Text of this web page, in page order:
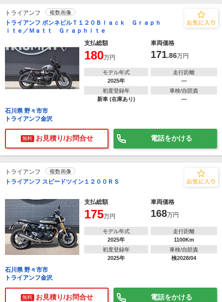
トライアンフ 複数画像
トライアンフ ボンネビルＴ１２０Ｂｌａｃｋ Ｇｒａｐｈ
ｉｔｅ／Ｍａｔｔ Ｇｒａｐｈｉｔｅ
支払総額
車両価格
180万円 171.86万円
モデル年式
2025年
走行距離
―
初度登録年
新車 (在庫あり)
車検/自賠責
―
石川県 野々市市
トライアンフ金沢
無料 お見積り/お問合せ 電話をかける
トライアンフ 複数画像
トライアンフ スピードツイン１２００ＲＳ
支払総額 車両価格
175万円 168万円
モデル年式
2025年
走行距離
1100Km
初度登録年
2025年
車検/自賠責
検2028/04
石川県 野々市市
トライアンフ金沢
無料 お見積り/お問合せ 電話をかける